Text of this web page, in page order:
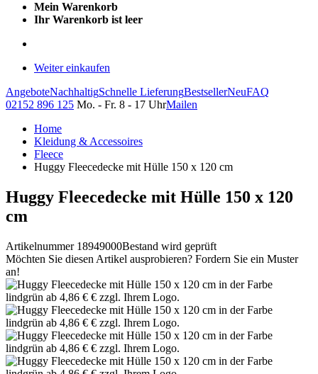
Mein Warenkorb
Ihr Warenkorb ist leer
Weiter einkaufen
AngeboteNachhaltigSchnelle LieferungBestsellerNeuFAQ
02152 896 125 Mo. - Fr. 8 - 17 UhrMailen
Home
Kleidung & Accessoires
Fleece
Huggy Fleecedecke mit Hülle 150 x 120 cm
Huggy Fleecedecke mit Hülle 150 x 120
cm
Artikelnummer 18949000Bestand wird geprüft
Möchten Sie diesen Artikel ausprobieren? Fordern Sie ein Muster
an!